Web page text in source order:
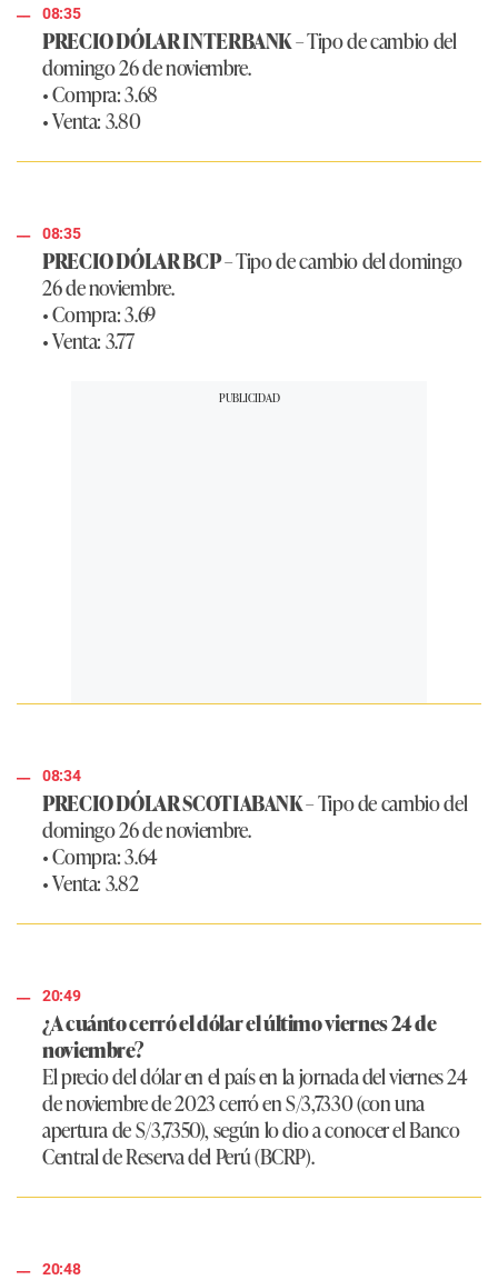
08:35
PRECIO DÓLAR INTERBANK– Tipo de cambio del
domingo 26 de noviembre.
• Compra: 3.68
• Venta: 3.80
08:35
PRECIO DÓLAR BCP– Tipo de cambio del domingo
26 de noviembre.
• Compra: 3.69
• Venta: 3.77
08:34
PRECIO DÓLAR SCOTIABANK– Tipo de cambio del
domingo 26 de noviembre.
• Compra: 3.64
• Venta: 3.82
20:49
¿A cuánto cerró el dólar el último viernes 24 de
noviembre?
El precio del dólar en el país en la jornada del viernes 24
de noviembre de 2023 cerró en S/3,7330 (con una
apertura de S/3,7350), según lo dio a conocer el Banco
Central de Reserva del Perú (BCRP).
20:48